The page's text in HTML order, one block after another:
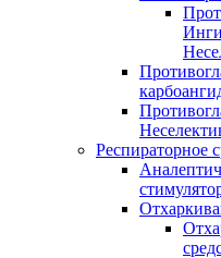
Респираторное